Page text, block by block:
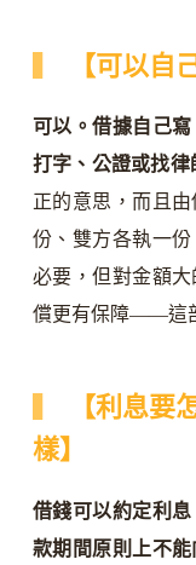
【可以自
可以。借據自己
打字、公證或找律
正的意思，而且
份、雙方各執一
必要，但對金額
償更有保障——這
【利息要
樣】
借錢可以約定利
款期間原則上不